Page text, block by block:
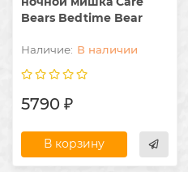
Bears Bedtime Bear
В наличии
5790 ₽
В корзину